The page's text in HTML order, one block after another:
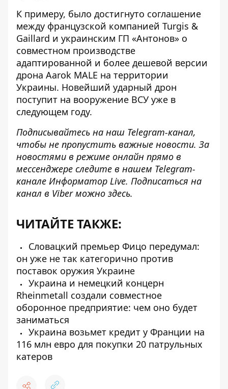
К примеру, было достигнуто соглашение
между французской компанией Turgis &
Gaillard и украинским ГП «Антонов» о
совместном производстве
адаптированной и более дешевой версии
дрона Aarok MALE на территории
Украины. Новейший ударный дрон
поступит на вооружение ВСУ уже в
следующем году.
Подписывайтесь на наш Telegram-канал,
чтобы не пропустить важные новости. За
новостями в режиме онлайн прямо в
мессенджере следите в нашем Telegram-
канале Информатор Live. Подписаться на
канал в Viber можно здесь.
ЧИТАЙТЕ ТАКЖЕ:
Словацкий премьер Фицо передумал:
он уже не так категорично против
поставок оружия Украине
Украина и немецкий концерн
Rheinmetall создали совместное
оборонное предприятие: чем оно будет
заниматься
Украина возьмет кредит у Франции на
116 млн евро для покупки 20 патрульных
катеров